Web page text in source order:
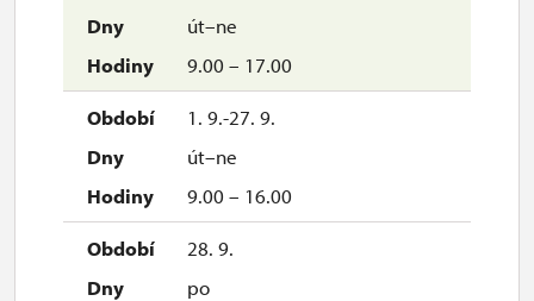
út–ne
9.00 – 17.00
1. 9.-27. 9.
út–ne
9.00 – 16.00
28. 9.
po